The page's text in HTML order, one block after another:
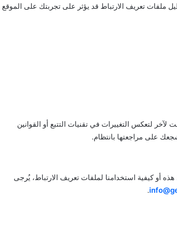
تعريف الارتباط قد يؤثر على تجربتك على الموقع
لتعكس التغييرات في تقنيات التتبع أو القوانين
على مراجعتها بانتظام.
أو كيفية استخدامنا لملفات تعريف الارتباط، يُرجى
.